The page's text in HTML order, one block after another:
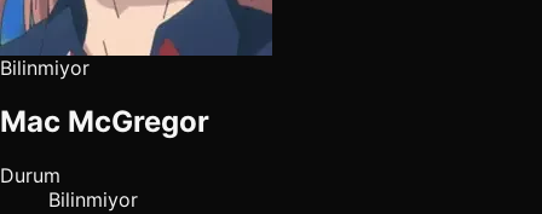
Bilinmiyor
Mac McGregor
Durum
Bilinmiyor